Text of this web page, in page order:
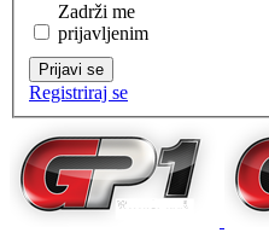
Zadrži me
prijavljenim
Prijavi se
Registriraj se